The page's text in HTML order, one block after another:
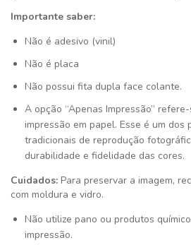
Importante saber:
Não é adesivo (vinil)
Não é placa
Não possui fita dupla face colante.
A opção “Apenas Impressão”
impressão em papel. Esse é um dos
tradicionais de reprodução
durabilidade e fidelidade das cores.
Cuidados: Para preservar a imagem,
com moldura e vidro.
Não utilize pano ou produtos
impressão.